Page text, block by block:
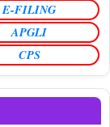
E-FILING
APGLI
CPS